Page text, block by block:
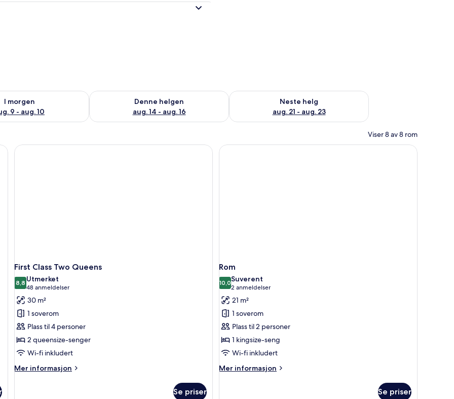
I morgen
9 - aug. 10
for i morgen, aug. 9 - aug. 10
Denne helgen
aug. 14 - aug. 16
Sjekk tilgjengelighet for denne helgen, aug. 14 - aug. 16
Neste helg
aug. 21 - aug. 23
Sjekk tilgjengelighet for neste helg, aug. 21 - aug. 23
Viser 8 av 8 rom
rommet og skrivebord
First Class Two Queens
8,88,8 av 10
Utmerket
48 anmeldelser
(48
anmeldelser)
30 m²
1 soverom
Plass til 4 personer
2 queensize-senger
Wi-fi inkludert
Mer informasjon
Mer
Se priser
Rom
10,010,0 av 10
Suverent
2 anmeldelser
(2
anmeldelser)
21 m²
1 soverom
Plass til 2 personer
1 kingsize-seng
Wi-fi inkludert
Mer informasjon
Mer
Se priser